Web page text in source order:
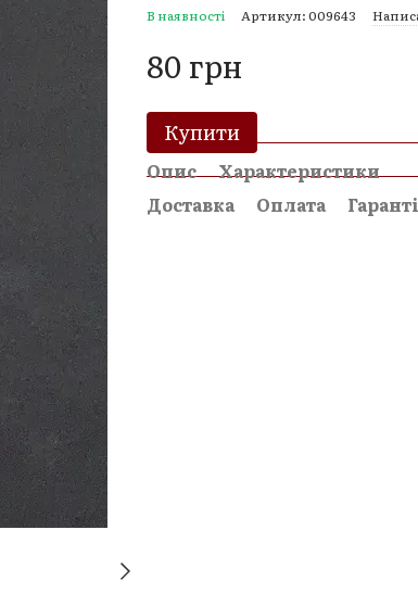
В наявності Артикул: 009643
80 грн
Купити
Опис
Характеристики
Доставка
Оплата